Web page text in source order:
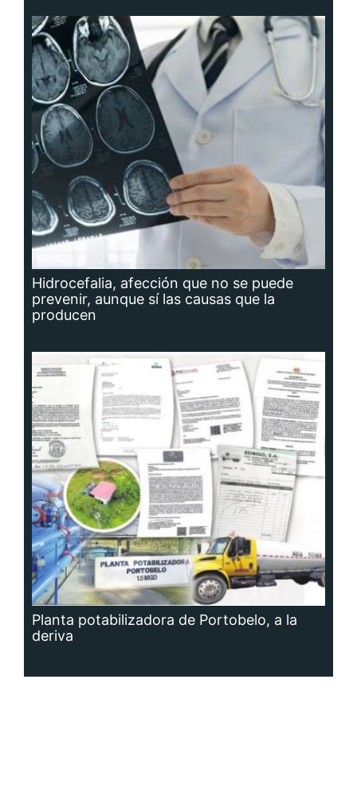
Hidrocefalia, afección que no se puede
prevenir, aunque sí las causas que la
producen
Planta potabilizadora de Portobelo, a la
deriva